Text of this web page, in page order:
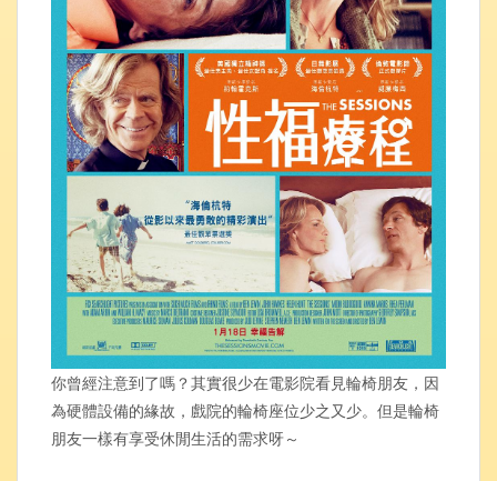
你曾經注意到了嗎？其實很少在電影院看見輪椅朋友，因
為硬體設備的緣故，戲院的輪椅座位少之又少。但是輪椅
朋友一樣有享受休閒生活的需求呀～